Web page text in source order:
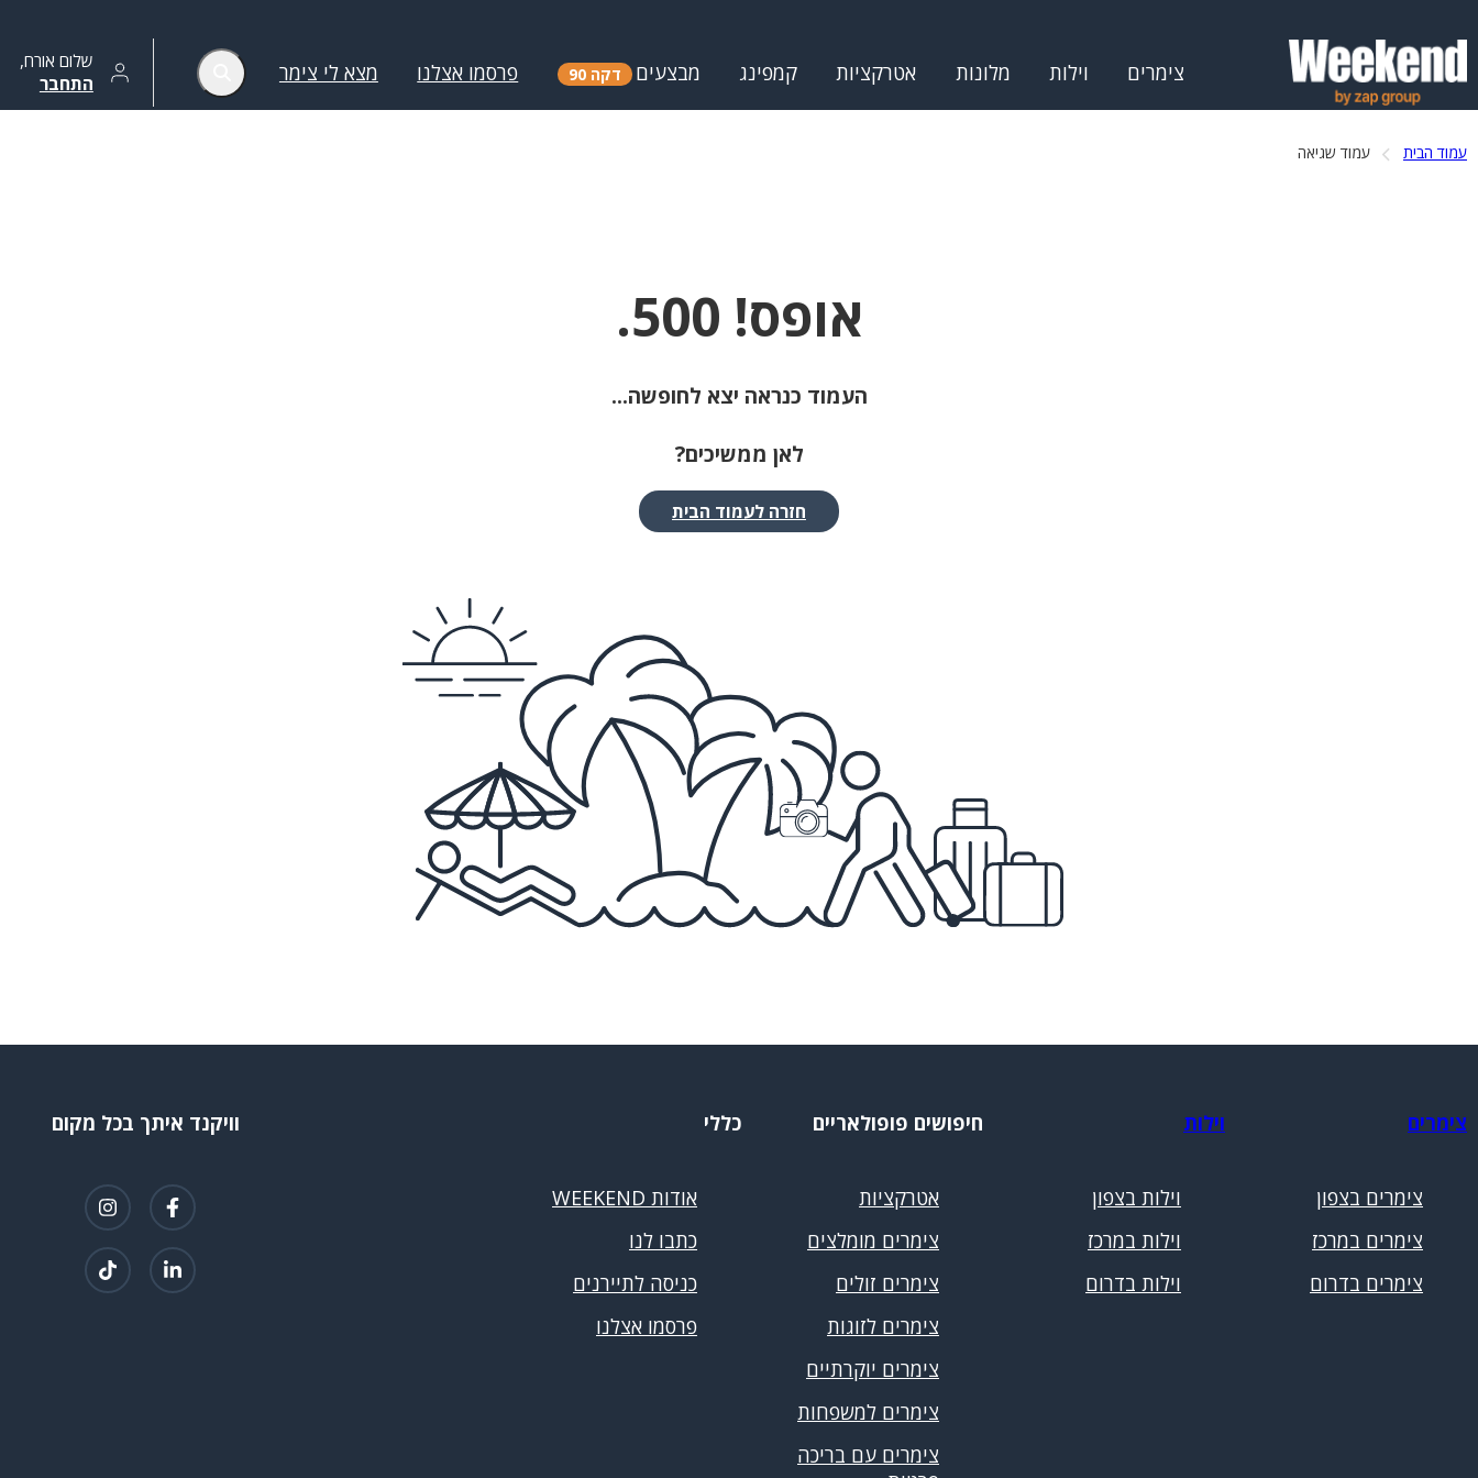
צימרים וילות מלונות אטרקציות קמפינג מבצעים דקה 90 פרסמו אצלנו מצא לי צימר שלום אורח,
התחבר
עמוד הבית עמוד שגיאה
אופס! 500.
העמוד כנראה יצא לחופשה...
לאן ממשיכים?
חזרה לעמוד הבית
צימרים
צימרים בצפון
צימרים במרכז
צימרים בדרום
וילות
וילות בצפון
וילות במרכז
וילות בדרום
חיפושים פופולאריים
אטרקציות
צימרים מומלצים
צימרים זולים
צימרים לזוגות
צימרים יוקרתיים
צימרים למשפחות
צימרים עם בריכה
כללי
אודות WEEKEND
כתבו לנו
כניסה לתיירנים
פרסמו אצלנו
וויקנד איתך בכל מקום